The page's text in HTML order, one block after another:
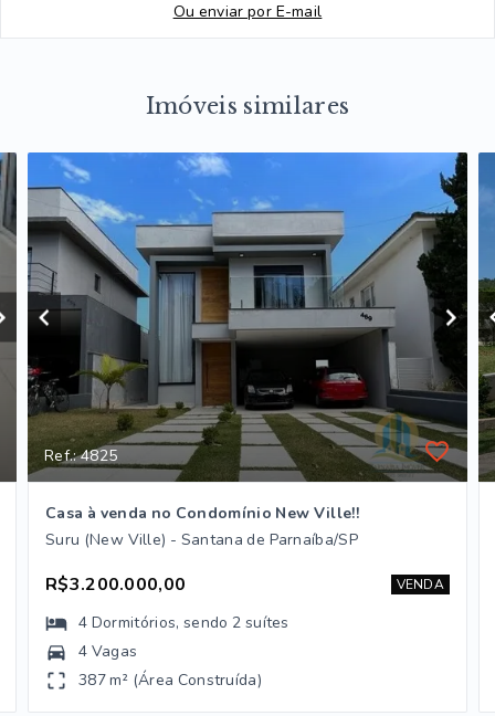
Ou enviar por E-mail
Imóveis similares
Ref.: 4825
Casa à venda no Condomínio New Ville!!
Suru (New Ville) - Santana de Parnaíba/SP
R$3.200.000,00 VENDA
4 Dormitórios, sendo 2 suítes
4 Vagas
387 m² (Área Construída)